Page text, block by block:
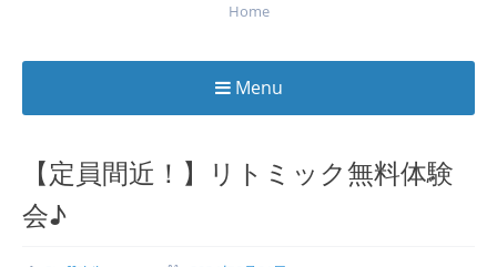
Home
Menu
content
【定員間近！】リトミック無料体験
会♪